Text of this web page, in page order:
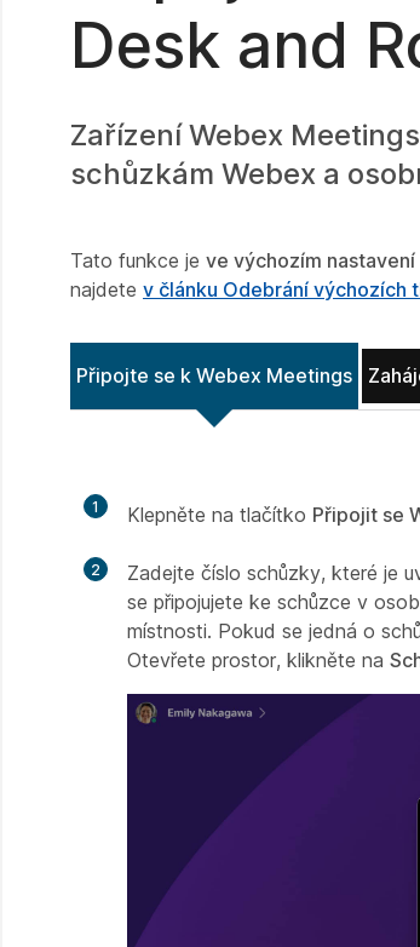
Desk and
Zařízení Webex
schůzkám Webex a
Tato funkce je ve výchozím nastavení
najdete v článku Odebrání výchozích
Připojte se k Webex Meetings
1 Klepněte na tlačítko Připojit se
2 Zadejte číslo schůzky, které je
se připojujete ke schůzce v
místnosti. Pokud se jedná o
Otevřete prostor, klikněte na